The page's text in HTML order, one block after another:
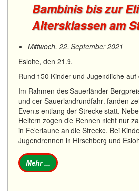
Bambinis bis zur
Altersklassen am
Mittwoch, 22. September 2021
Eslohe, den 21.9.
Rund 150 Kinder und Jugendliche auf
Im Rahmen des Sauerländer
und der Sauerlandrundfahrt fanden
Events entlang der Strecke statt.
Helfern zogen die Rennen nicht nur
in Feierlaune an die Strecke. Bei
Jugendrennen in Hirschberg und